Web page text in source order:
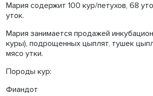
Мария содержит 100 кур/петухов, 68
уток.
Мария занимается продажей
куры), подрощенных цыплят, тушек
мясо утки.
Породы кур:
Фиандот